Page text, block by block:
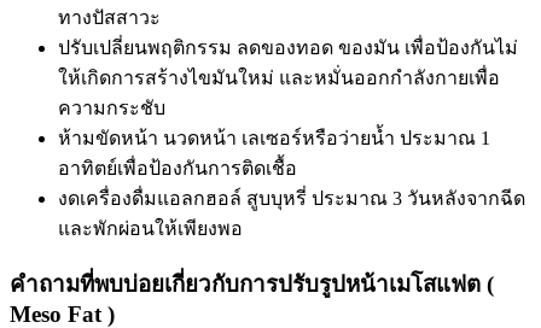
ทางปัสสาวะ
ปรับเปลี่ยนพฤติกรรม ลดของทอด ของมัน เพื่อป้องกันไม่
ให้เกิดการสร้างไขมันใหม่ และหมั่นออกกำลังกายเพื่อ
ความกระชับ
ห้ามขัดหน้า นวดหน้า เลเซอร์หรือว่ายน้ำ ประมาณ 1
อาทิตย์เพื่อป้องกันการติดเชื้อ
งดเครื่องดื่มแอลกฮอล์ สูบบุหรี่ ประมาณ 3 วันหลังจากฉีด
และพักผ่อนให้เพียงพอ
คำถามที่พบบ่อยเกี่ยวกับการปรับรูปหน้าเมโสแฟต (
Meso Fat )